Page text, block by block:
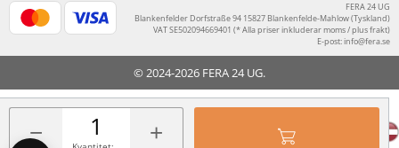
− +
FERA 24 UG
Blankenfelder Dorfstraße 94 15827 Blankenfelde-Mahlow (Tyskland)
VAT SE502094669401 (* Alla priser inkluderar moms / plus frakt)
E-post:info@fera.se
© 2024-2026 FERA 24 UG.
FERA INTERNATIONAL: